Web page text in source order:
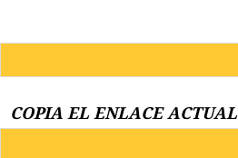
COPIA EL ENLACE ACTUAL